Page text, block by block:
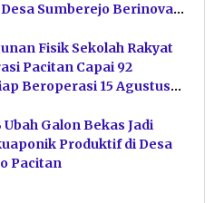
Sumberejo Berinovasi
Fisik Sekolah Rakyat
Pacitan Capai 92
Beroperasi 15 Agustus
Ubah Galon Bekas Jadi
Produktif di Desa
Pacitan